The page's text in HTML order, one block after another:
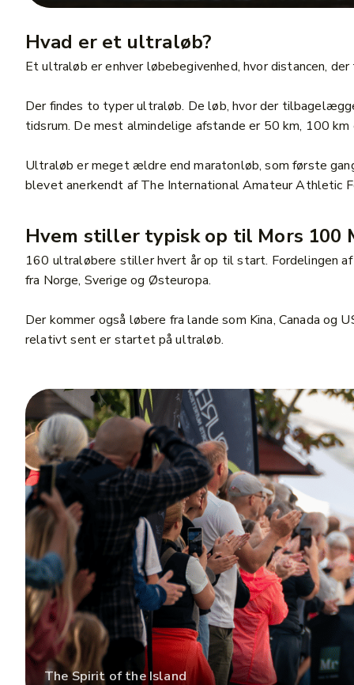
Hvad er et ultraløb?
Et ultraløb er enhver løbebegivenhed, hvor distancen,
Der findes to typer ultraløb. De løb, hvor der
tidsrum. De mest almindelige afstande er 50 km, 100
Ultraløb er meget ældre end maratonløb, som første
blevet anerkendt af The International Amateur Athletic
Hvem stiller typisk op til Mors 100
160 ultraløbere stiller hvert år op til start. Fordelingen
fra Norge, Sverige og Østeuropa.
Der kommer også løbere fra lande som Kina, Canada
relativt sent er startet på ultraløb.
The Spirit of the Island